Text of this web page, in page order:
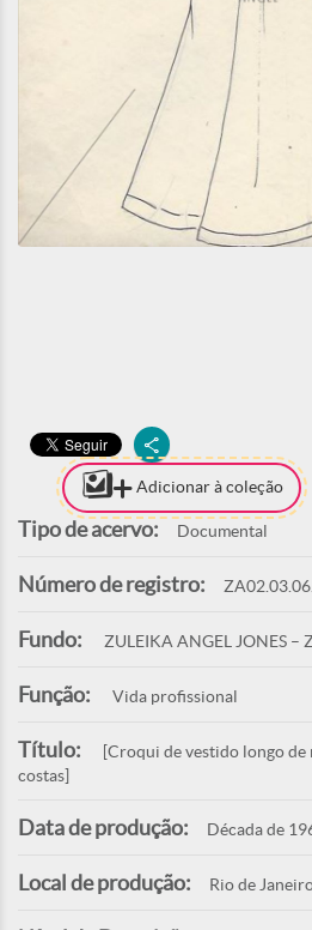
Adicionar à coleção
Tipo de acervo: Documental
Número de registro:
Fundo: ZULEIKA ANGEL JONES –
Função: Vida profissional
Título:
[Croqui de vestido longo de
costas]
Data de produção: Década de
Local de produção: Rio de